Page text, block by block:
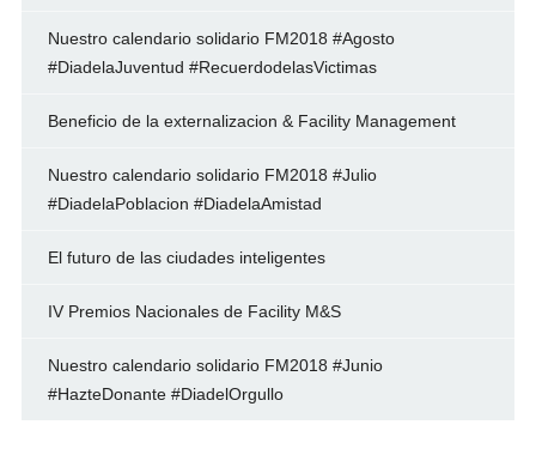
Nuestro calendario solidario FM2018 #Agosto
#DiadelaJuventud #RecuerdodelasVictimas
Beneficio de la externalizacion & Facility Management
Nuestro calendario solidario FM2018 #Julio
#DiadelaPoblacion #DiadelaAmistad
El futuro de las ciudades inteligentes
IV Premios Nacionales de Facility M&S
Nuestro calendario solidario FM2018 #Junio
#HazteDonante #DiadelOrgullo